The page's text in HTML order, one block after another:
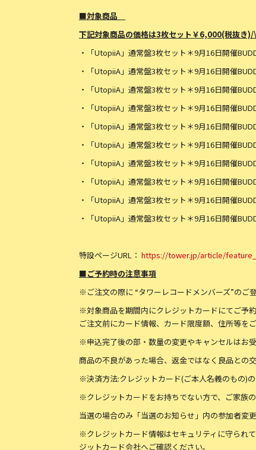
■対象商品
下記対象商品の価格は3枚セット￥6,000(税抜き
・「UtopiiA」通常盤3枚セット＊9月16日開催
・「UtopiiA」通常盤3枚セット＊9月16日開催
・「UtopiiA」通常盤3枚セット＊9月16日開催
・「UtopiiA」通常盤3枚セット＊9月16日開催
・「UtopiiA」通常盤3枚セット＊9月16日開催
・「UtopiiA」通常盤3枚セット＊9月16日開催
・「UtopiiA」通常盤3枚セット＊9月16日開催
・「UtopiiA」通常盤3枚セット＊9月16日開催
・「UtopiiA」通常盤3枚セット＊9月16日開催
・「UtopiiA」通常盤3枚セット＊9月16日開催
特設ページURL： https://tower.jp/article/
■ご予約時の注意事項
※ご注文の際に “タワーレコードメンバーズ”のご
※対象商品を期間内にクレジットカードにてご予
ご注文前にカード情報、カード限度額、住所等をご
※申込完了後の部・数量の変更やキャンセルはお
商品の不良があった場合、返金ではなく良品との交
※決済方法:クレジットカード(ご本人名義のもの)の
※クレジットカードをお持ちでない方で、ご家族
当選の場合のみ「当選のお知らせ」内の参加者変
※クレジットカード情報はセキュリティに守られ
ジットカード会社へご確認ください。